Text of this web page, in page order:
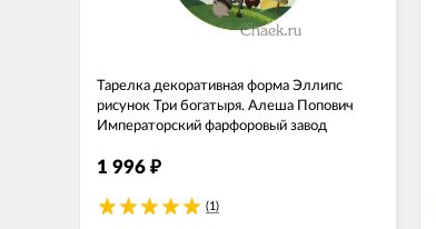
Тарелка декоративная форма Эллипс
рисунок Три богатыря. Алеша Попович
Императорский фарфоровый завод
1 996 ₽
(1)